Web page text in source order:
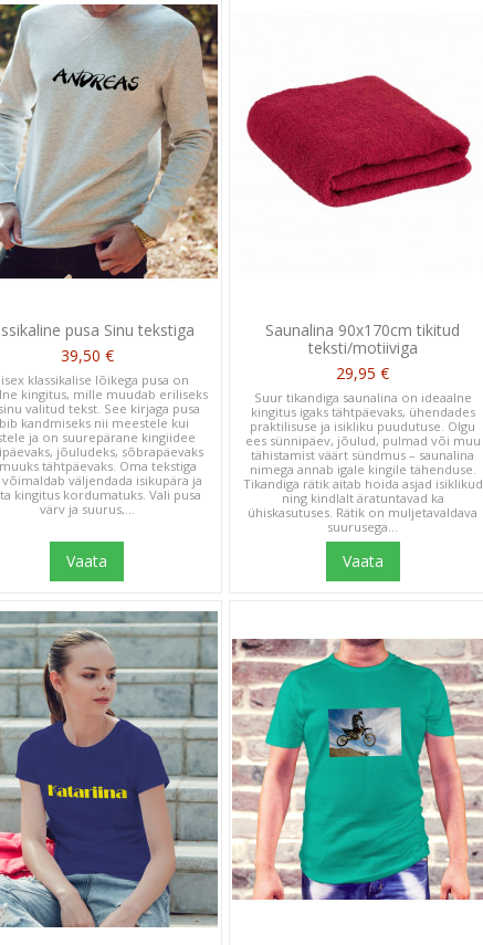
pusa Sinu tekstiga
39,50 €
klassikalise lõikega pusa on
kingitus, mille muudab eriliseks
valitud tekst. See kirjaga pusa
kandmiseks nii meestele kui
ja on suurepärane kingiidee
jõuludeks, sõbrapäevaks
tähtpäevaks. Oma tekstiga
võimaldab väljendada isikupära ja
kingitus kordumatuks. Vali pusa
värv ja suurus,...
Vaata
Saunalina 90x170cm tikitud
teksti/motiiviga
29,95 €
Suur tikandiga saunalina on ideaalne
kingitus igaks tähtpäevaks, ühendades
praktilisuse ja isikliku puudutuse. Olgu
ees sünnipäev, jõulud, pulmad või muu
tähistamist väärt sündmus – saunalina
nimega annab igale kingile tähenduse.
Tikandiga rätik aitab hoida asjad isiklikud
ning kindlalt äratuntavad ka
ühiskasutuses. Rätik on muljetavaldava
suurusega...
Vaata